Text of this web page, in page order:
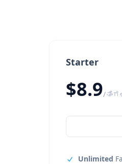
Starter
$8.9/
Unlimited